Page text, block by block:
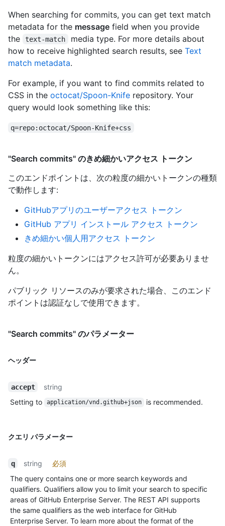
When searching for commits, you can get text match
metadata for the message field when you provide
the
text-match
media type. For more details about
how to receive highlighted search results, see Text
match metadata.
For example, if you want to find commits related to
CSS in the octocat/Spoon-Knife repository. Your
query would look something like this:
q=repo:octocat/Spoon-Knife+css
"Search commits" のきめ細かいアクセス トークン
このエンドポイントは、次の粒度の細かいトークンの種類
で動作します:
GitHubアプリのユーザーアクセス トークン
GitHub アプリ インストール アクセス トークン
きめ細かい個人用アクセス トークン
粒度の細かいトークンにはアクセス許可が必要ありませ
ん。
パブリック リソースのみが要求された場合、このエンド
ポイントは認証なしで使用できます。
"Search commits" のパラメーター
ヘッダー
accept
string
Setting to
application/vnd.github+json is recommended.
クエリ パラメーター
q string
必須
The query contains one or more search keywords and
qualifiers. Qualifiers allow you to limit your search to specific
areas of GitHub Enterprise Server. The REST API supports
the same qualifiers as the web interface for GitHub
Enterprise Server. To learn more about the format of the